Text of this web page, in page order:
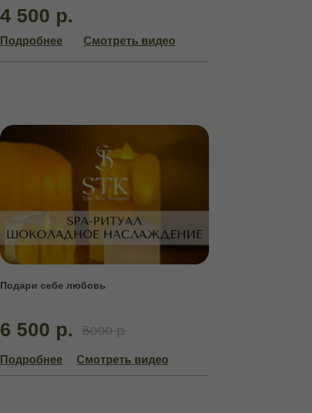
4 500 р.
Подробнее Смотреть видео
Подари себе любовь
6 500 р. 8000 р.
Подробнее Смотреть видео
АБОНЕМЕНТЫ
НА КУРСОВЫЕ ПРОЦЕДУРЫ